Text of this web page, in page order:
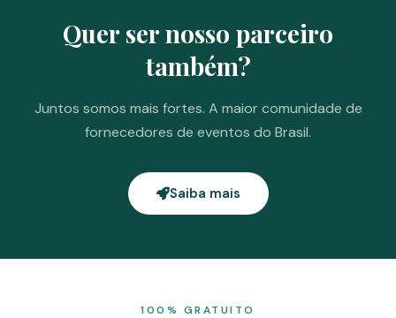
Quer ser nosso parceiro
também?
Juntos somos mais fortes. A maior comunidade de
fornecedores de eventos do Brasil.
Saiba mais
100% GRATUITO